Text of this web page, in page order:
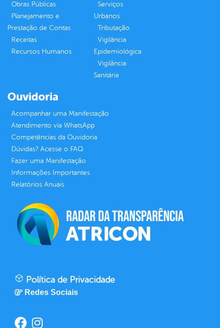
Obras Públicas
Planejamento e
Prestação de Contas
Receitas
Recursos Humanos
Serviços
Urbanos
Tributação
Vigilância
Epidemiológica
Vigilância
Sanitária
Ouvidoria
Acompanhar uma Manifestação
Atendimento via WhatsApp
Competências da Ouvidoria
Dúvidas? Acesse o FAQ
Fazer uma Manifestação
Informações Importantes
Relatórios Anuais
Política de Privacidade
Redes Sociais